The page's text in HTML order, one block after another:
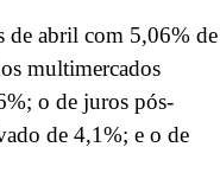
de abril com 5,06% de
multimercados
o de juros pós-
de 4,1%; e o de